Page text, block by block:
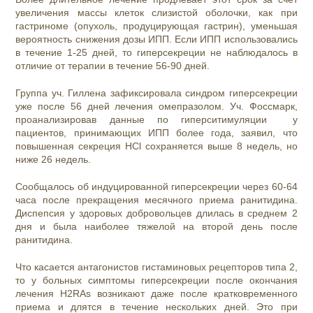
увеличения массы клеток слизистой оболочки, как при
гастриноме (опухоль, продуцирующая гастрин), уменьшая
вероятность снижения дозы ИПП. Если ИПП использовались
в течение 1-25 дней, то гиперсекреции не наблюдалось в
отличие от терапии в течение 56-90 дней.
Группа уч. Гиллена зафиксировала синдром гиперсекреции
уже после 56 дней лечения омепразолом. Уч. Фоссмарк,
проанализировав данные по гиперситимуляции у
пациентов, принимающих ИПП более года, заявил, что
повышенная секреция HCl сохраняется выше 8 недель, но
ниже 26 недель.
Сообщалось об индуцированной гиперсекреции через 60-64
часа после прекращения месячного приема ранитидина.
Диспепсия у здоровых добровольцев длилась в среднем 2
дня и была наиболее тяжелой на второй день после
ранитидина.
Что касается антагонистов гистаминовых рецепторов типа 2,
то у больных симптомы гиперсекреции после окончания
лечения H2RAs возникают даже после кратковременного
приема и длятся в течение нескольких дней. Это при